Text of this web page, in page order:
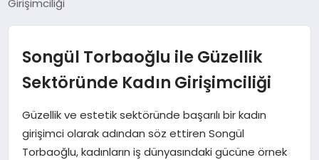
EKONOMI
EĞITIM
SAĞLIK
Girişimciliği
Songül Torbaoğlu ile Güzellik
Sektöründe Kadın Girişimciliği
Güzellik ve estetik sektöründe başarılı bir kadın
girişimci olarak adından söz ettiren Songül
Torbaoğlu, kadınların iş dünyasındaki gücüne örnek